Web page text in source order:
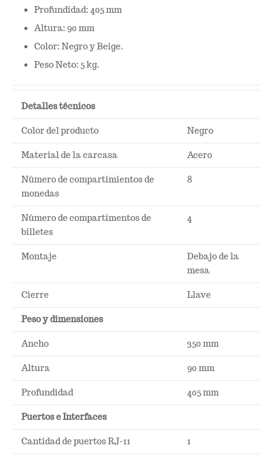
Profundidad: 405 mm
Altura: 90 mm
Color: Negro y Beige.
Peso Neto: 5 kg.
Detalles técnicos
Color del producto Negro
Material de la carcasa Acero
Número de compartimientos de
monedas
8
Número de compartimentos de
billetes
4
Montaje
Debajo de la
mesa
Cierre Llave
Peso y dimensiones
Ancho 350 mm
Altura 90 mm
Profundidad 405 mm
Puertos e Interfaces
Cantidad de puertos RJ-11 1